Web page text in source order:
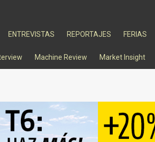
ENTREVISTAS REPORTAJES FERIAS
Machine Review Market Insight